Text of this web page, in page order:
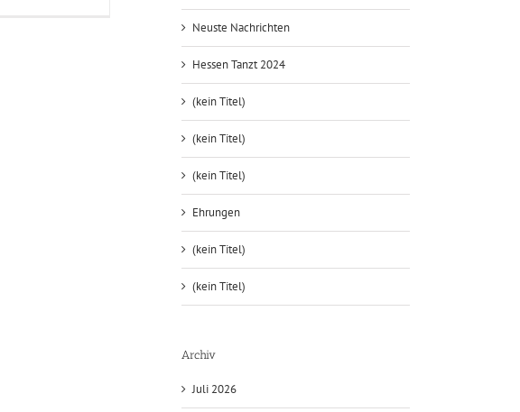
Neuste Nachrichten
Hessen Tanzt 2024
(kein Titel)
(kein Titel)
(kein Titel)
Ehrungen
(kein Titel)
(kein Titel)
Archiv
Juli 2026